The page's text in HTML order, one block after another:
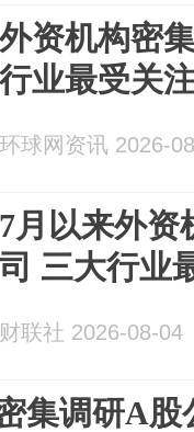
外资机构密
行业最受关
环球网资讯 2026-
7月以来外资
司 三大行业
财联社 2026-08-04
集调研A